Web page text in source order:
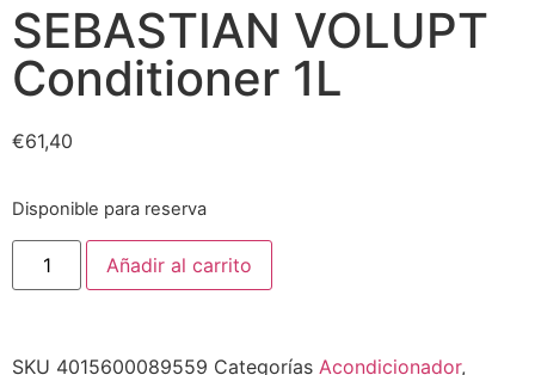
SEBASTIAN VOLUPT
Conditioner 1L
€61,40
Disponible para reserva
Añadir al carrito
SKU 4015600089559 Categorías Acondicionador,